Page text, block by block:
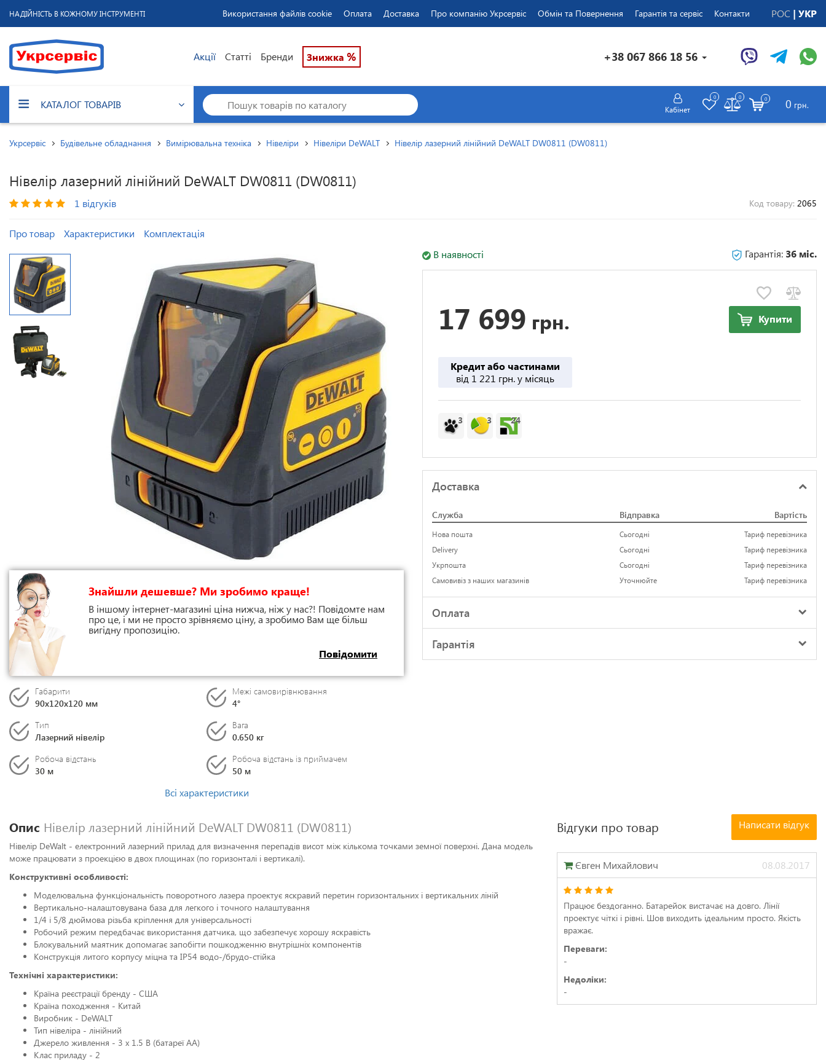
НАДІЙНІСТЬ В КОЖНОМУ ІНСТРУМЕНТІ Використання файлів cookie Оплата Доставка Про компанію Укрсервіс Обмін та Повернення Гарантія та сервіс Контакти РОС УКР
Акції Статті Бренди Знижка % +38 067 866 18 56
КАТАЛОГ ТОВАРІВ Кабінет
0 0 0 0 грн.
Укрсервіс Будівельне обладнання Вимірювальна техніка Нівеліри Нівеліри DeWALT Нівелір лазерний лінійний DeWALT DW0811 (DW0811)
Нівелір лазерний лінійний DeWALT DW0811 (DW0811)
1 відгуків Код товару: 2065
Про товар Характеристики Комплектація
Знайшли дешевше? Ми зробимо краще!
В іншому інтернет-магазині ціна нижча, ніж у нас?! Повідомте нам
про це, і ми не просто зрівняємо ціну, а зробимо Вам ще більш
вигідну пропозицію.
Повідомити
Габарити
90х120х120 мм
Межі самовирівнювання
4°
Тип
Лазерний нівелір
Вага
0.650 кг
Робоча відстань
30 м
Робоча відстань із приймачем
50 м
Всі характеристики
В наявності Гарантія: 36 міс.
17 699 грн. Купити
Кредит або частинами
від 1 221 грн. у місяць
3 3 24
Доставка
Служба Відправка Вартість
Нова пошта Сьогодні
Тариф перевізника
Delivery
Сьогодні
Тариф перевізника
Укрпошта
Сьогодні
Тариф перевізника
Самовивіз з наших магазинів
Уточнюйте Тариф перевізника
Оплата
Гарантія
Опис Нівелір лазерний лінійний DeWALT DW0811 (DW0811)
Нівелір DeWalt - електронний лазерний прилад для визначення перепадів висот між кількома точками земної поверхні. Дана модель
може працювати з проекцією в двох площинах (по горизонталі і вертикалі).
Конструктивні особливості:
Моделювальна функціональність поворотного лазера проектує яскравий перетин горизонтальних і вертикальних ліній
Вертикально-налаштовувана база для легкого і точного налаштування
1/4 і 5/8 дюймова різьба кріплення для універсальності
Робочий режим передбачає використання датчика, що забезпечує хорошу яскравість
Блокувальний маятник допомагає запобігти пошкодженню внутрішніх компонентів
Конструкція литого корпусу міцна та IP54 водо-/брудо-стійка
Технічні характеристики:
Країна реєстрації бренду - США
Країна походження - Китай
Виробник - DeWALT
Тип нівеліра - лінійний
Джерело живлення - 3 х 1.5 В (батареї АА)
Клас приладу - 2
Відгуки про товар Написати відгук
Євген Михайлович 08.08.2017
Працює бездоганно. Батарейок вистачає на довго. Лінії
проектує чіткі і рівні. Шов виходить ідеальним просто. Якість
вражає.
Переваги:
-
Недоліки:
-